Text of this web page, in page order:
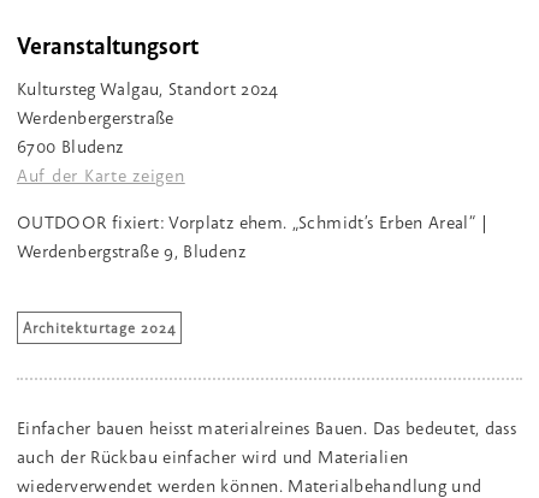
Veranstaltungsort
Kultursteg Walgau, Standort 2024
Werdenbergerstraße
6700 Bludenz
Auf der Karte zeigen
OUTDOOR fixiert: Vorplatz ehem. „Schmidt’s Erben Areal“ |
Werdenbergstraße 9, Bludenz
Architekturtage 2024
Einfacher bauen heisst materialreines Bauen. Das bedeutet, dass
auch der Rückbau einfacher wird und Materialien
wiederverwendet werden können. Materialbehandlung und